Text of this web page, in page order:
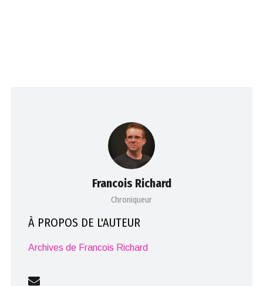
Francois Richard
Chroniqueur
À PROPOS DE L'AUTEUR
Archives de Francois Richard